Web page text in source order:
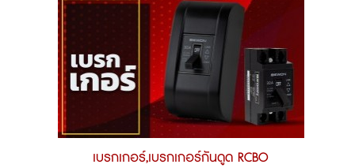
เบรกเกอร์,เบรกเกอร์กันดูด RCBO